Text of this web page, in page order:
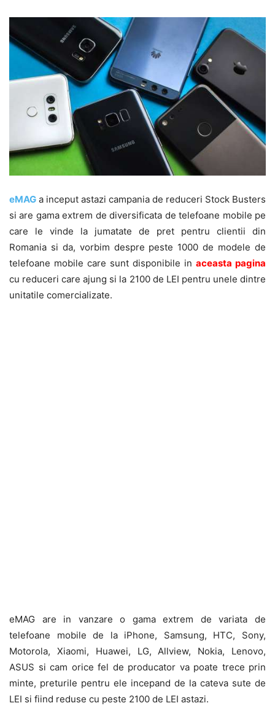
eMAG a inceput astazi campania de reduceri Stock Busters
si are gama extrem de diversificata de telefoane mobile pe
care le vinde la jumatate de pret pentru clientii din
Romania si da, vorbim despre peste 1000 de modele de
telefoane mobile care sunt disponibile in aceasta pagina
cu reduceri care ajung si la 2100 de LEI pentru unele dintre
unitatile comercializate.
eMAG are in vanzare o gama extrem de variata de
telefoane mobile de la iPhone, Samsung, HTC, Sony,
Motorola, Xiaomi, Huawei, LG, Allview, Nokia, Lenovo,
ASUS si cam orice fel de producator va poate trece prin
minte, preturile pentru ele incepand de la cateva sute de
LEI si fiind reduse cu peste 2100 de LEI astazi.